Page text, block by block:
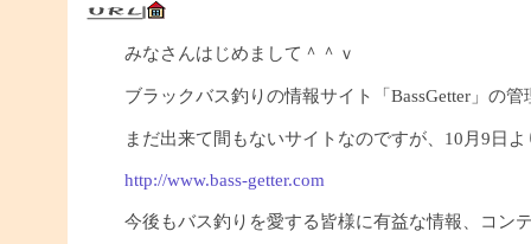
みなさんはじめまして＾＾ｖ
ブラックバス釣りの情報サイト「BassGetter」の管
まだ出来て間もないサイトなのですが、10月9日
http://www.bass-getter.com
今後もバス釣りを愛する皆様に有益な情報、コン